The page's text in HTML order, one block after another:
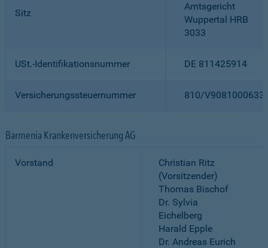
Sitz
Amtsgericht
Wuppertal HRB
3033
USt.-Identifikationsnummer DE 811425914
Versicherungssteuernummer 810/
Barmenia Krankenversicherung AG
Vorstand
Christian Ritz
(Vorsitzender)
Thomas Bischof
Dr. Sylvia
Eichelberg
Harald Epple
Dr. Andreas Eurich